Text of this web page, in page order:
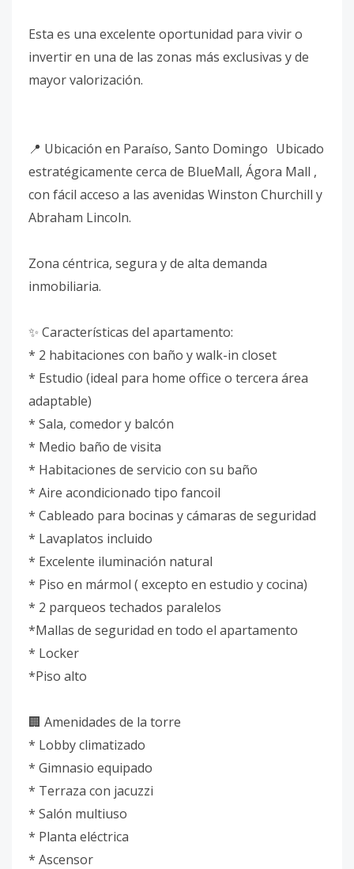
Esta es una excelente oportunidad para vivir o
invertir en una de las zonas más exclusivas y de
mayor valorización.
📍 Ubicación en Paraíso, Santo Domingo Ubicado
estratégicamente cerca de BlueMall, Ágora Mall ,
con fácil acceso a las avenidas Winston Churchill y
Abraham Lincoln.
Zona céntrica, segura y de alta demanda
inmobiliaria.
✨ Características del apartamento:
* 2 habitaciones con baño y walk-in closet
* Estudio (ideal para home office o tercera área
adaptable)
* Sala, comedor y balcón
* Medio baño de visita
* Habitaciones de servicio con su baño
* Aire acondicionado tipo fancoil
* Cableado para bocinas y cámaras de seguridad
* Lavaplatos incluido
* Excelente iluminación natural
* Piso en mármol ( excepto en estudio y cocina)
* 2 parqueos techados paralelos
*Mallas de seguridad en todo el apartamento
* Locker
*Piso alto
🏢 Amenidades de la torre
* Lobby climatizado
* Gimnasio equipado
* Terraza con jacuzzi
* Salón multiuso
* Planta eléctrica
* Ascensor